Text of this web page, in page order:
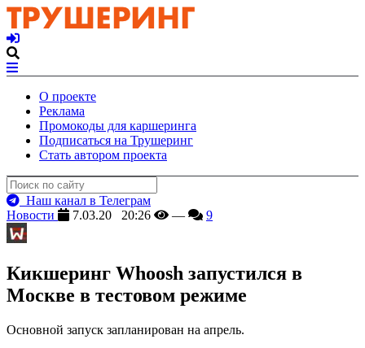
О проекте
Реклама
Промокоды для каршеринга
Подписаться на Трушеринг
Стать автором проекта
Наш канал в Телеграм
Новости
7.03.20 20:26 — 9
Кикшеринг Whoosh запустился в
Москве в тестовом режиме
Основной запуск запланирован на апрель.